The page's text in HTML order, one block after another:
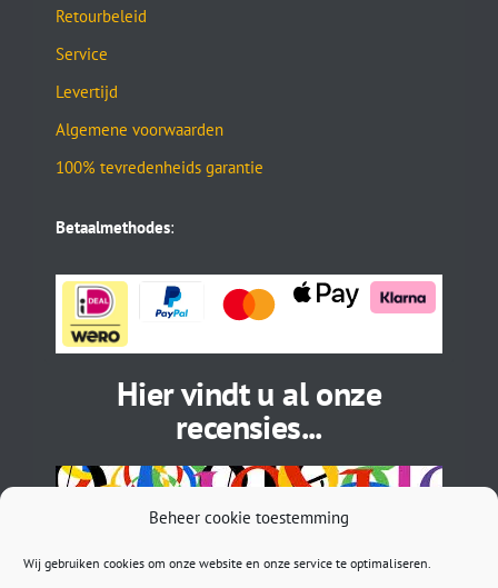
Beheer cookie toestemming
Wij gebruiken cookies om onze website en onze service te optimaliseren.
Retourbeleid
Service
Levertijd
Algemene voorwaarden
100% tevredenheids garantie
Betaalmethodes:
Hier vindt u al onze
recensies...